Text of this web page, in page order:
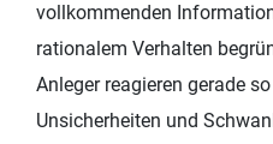
vollkommenden
rationalem Verhalten
Anleger reagieren gerade
Unsicherheiten und